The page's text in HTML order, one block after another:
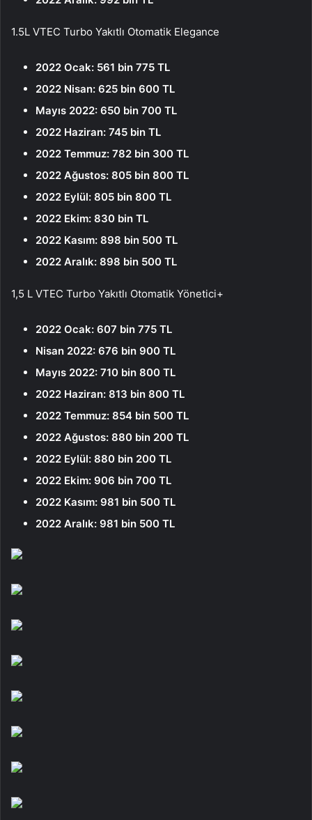
1.5L VTEC Turbo Yakıtlı Otomatik Elegance
2022 Ocak: 561 bin 775 TL
2022 Nisan: 625 bin 600 TL
Mayıs 2022: 650 bin 700 TL
2022 Haziran: 745 bin TL
2022 Temmuz: 782 bin 300 TL
2022 Ağustos: 805 bin 800 TL
2022 Eylül: 805 bin 800 TL
2022 Ekim: 830 bin TL
2022 Kasım: 898 bin 500 TL
2022 Aralık: 898 bin 500 TL
1,5 L VTEC Turbo Yakıtlı Otomatik Yönetici+
2022 Ocak: 607 bin 775 TL
Nisan 2022: 676 bin 900 TL
Mayıs 2022: 710 bin 800 TL
2022 Haziran: 813 bin 800 TL
2022 Temmuz: 854 bin 500 TL
2022 Ağustos: 880 bin 200 TL
2022 Eylül: 880 bin 200 TL
2022 Ekim: 906 bin 700 TL
2022 Kasım: 981 bin 500 TL
2022 Aralık: 981 bin 500 TL